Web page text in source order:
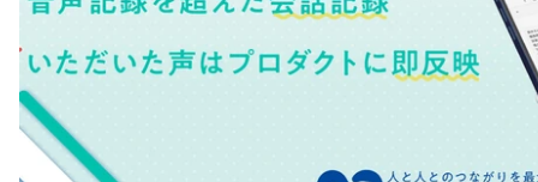
お問い合わせ